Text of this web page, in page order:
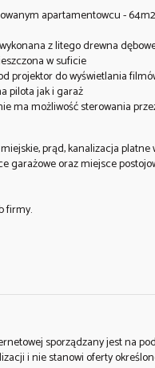
apartamentowcu -
z litego drewna
w suficie
projektor do wyświetlania
pilota jak i garaż
ma możliwość sterowania
prąd, kanalizacja platne
garażowe oraz miejsce
firmy.
sporządzany jest na
i nie stanowi oferty